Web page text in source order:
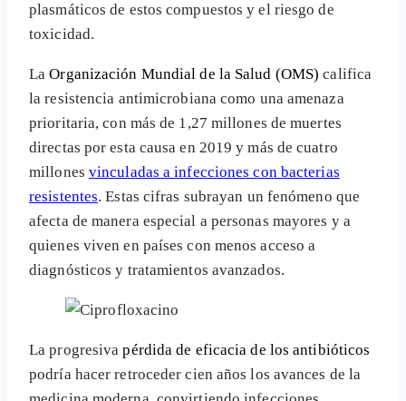
plasmáticos de estos compuestos y el riesgo de
toxicidad.
LaOrganización Mundial de la Salud (OMS) califica
la resistencia antimicrobiana como una amenaza
prioritaria, con más de 1,27 millones de muertes
directas por esta causa en 2019 y más de cuatro
millones vinculadas a infecciones con bacterias
resistentes. Estas cifras subrayan un fenómeno que
afecta de manera especial a personas mayores y a
quienes viven en países con menos acceso a
diagnósticos y tratamientos avanzados.
La progresivapérdida de eficacia de los antibióticos
podría hacer retroceder cien años los avances de la